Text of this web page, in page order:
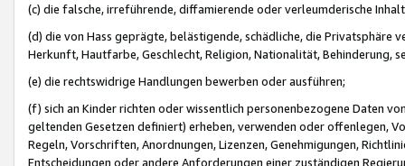
(c) die falsche, irreführende, diffamierende oder verleumderische
(d) die von Hass geprägte, belästigende, schädliche, die Privatsphäre
Herkunft, Hautfarbe, Geschlecht, Religion, Nationalität, Behinderung,
(e) die rechtswidrige Handlungen bewerben oder ausführen;
(f) sich an Kinder richten oder wissentlich personenbezogene Daten
geltenden Gesetzen definiert) erheben, verwenden oder offenlegen,
Regeln, Vorschriften, Anordnungen, Lizenzen, Genehmigungen,
Entscheidungen oder andere Anforderungen einer zuständigen